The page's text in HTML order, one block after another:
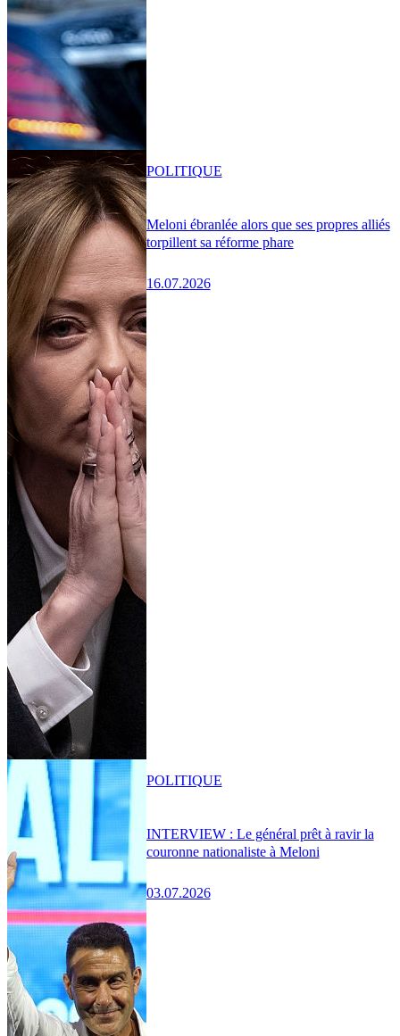
Meloni ébranlée alors que ses propres alliés
torpillent sa réforme phare
16.07.2026
POLITIQUE
INTERVIEW : Le général prêt à ravir la
couronne nationaliste à Meloni
03.07.2026
POLITIQUE